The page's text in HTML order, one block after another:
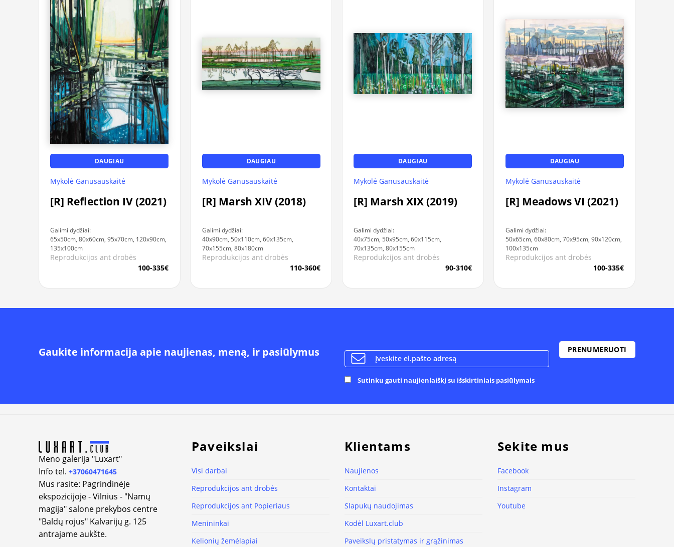
DAUGIAU
Mykolė Ganusauskaitė
[R] Reflection IV (2021)
Galimi dydžiai:
65x50cm, 80x60cm, 95x70cm, 120x90cm,
135x100cm
Reprodukcijos ant drobės
100-335€
DAUGIAU
Mykolė Ganusauskaitė
[R] Marsh XIV (2018)
Galimi dydžiai:
40x90cm, 50x110cm, 60x135cm,
70x155cm, 80x180cm
Reprodukcijos ant drobės
110-360€
DAUGIAU
Mykolė Ganusauskaitė
[R] Marsh XIX (2019)
Galimi dydžiai:
40x75cm, 50x95cm, 60x115cm,
70x135cm, 80x155cm
Reprodukcijos ant drobės
90-310€
DAUGIAU
Mykolė Ganusauskaitė
[R] Meadows VI (2021)
Galimi dydžiai:
50x65cm, 60x80cm, 70x95cm, 90x120cm,
100x135cm
Reprodukcijos ant drobės
100-335€
Gaukite informacija apie naujienas, meną, ir pasiūlymus
Sutinku gauti naujienlaiškį su išskirtiniais pasiūlymais
Meno galerija "Luxart"
Info tel. +37060471645
Mus rasite: Pagrindinėje
ekspozicijoje - Vilnius - "Namų
magija" salone prekybos centre
"Baldų rojus" Kalvarijų g. 125
antrajame aukšte.
Paveikslai
Visi darbai
Reprodukcijos ant drobės
Reprodukcijos ant Popieriaus
Menininkai
Kelionių žemėlapiai
Klientams
Naujienos
Kontaktai
Slapukų naudojimas
Kodėl Luxart.club
Paveikslų pristatymas ir grąžinimas
Sekite mus
Facebook
Instagram
Youtube